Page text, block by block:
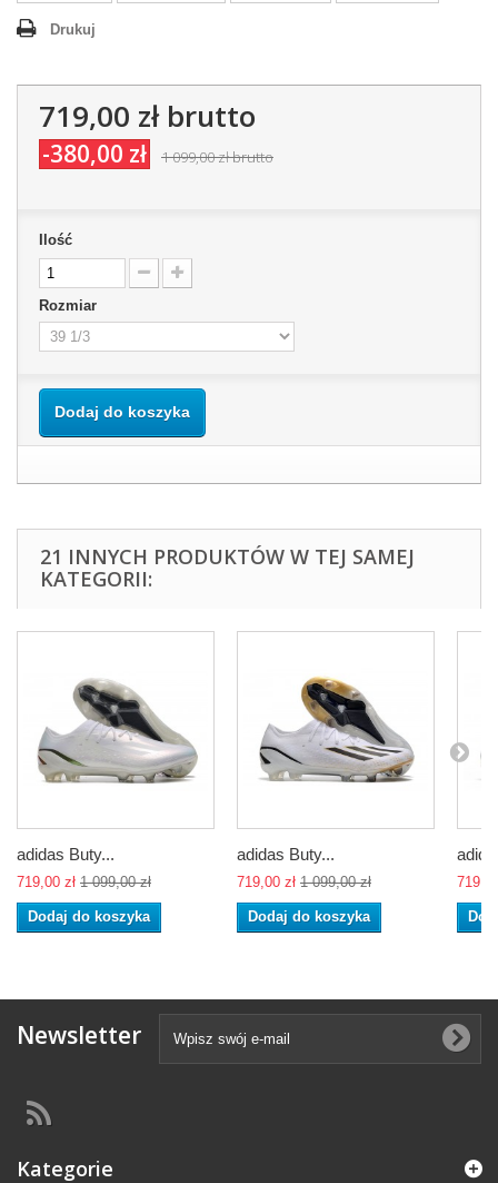
Drukuj
719,00 złbrutto
-380,00 zł 1 099,00 złbrutto
Ilość
Rozmiar
Dodaj do koszyka
21 INNYCH PRODUKTÓW W TEJ SAMEJ
KATEGORII:
adidas Buty...
719,00 zł 1 099,00 zł
Dodaj do koszyka
adidas Buty...
719,00 zł 1 099,00 zł
Dodaj do koszyka
Newsletter
Kategorie